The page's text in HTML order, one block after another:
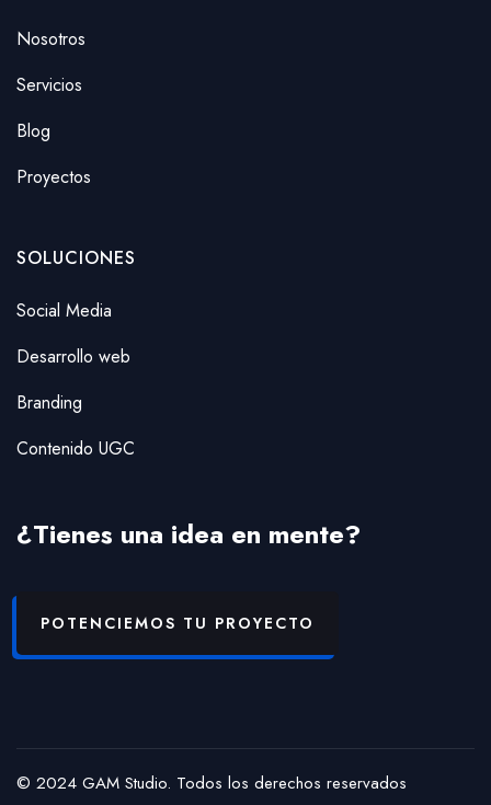
Nosotros
Servicios
Blog
Proyectos
SOLUCIONES
Social Media
Desarrollo web
Branding
Contenido UGC
¿Tienes una idea en mente?
POTENCIEMOS TU PROYECTO
© 2024 GAM Studio. Todos los derechos reservados